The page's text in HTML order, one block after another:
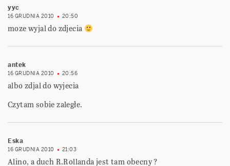
yyc
16 GRUDNIA 2010 20:50
moze wyjal do zdjecia
antek
16 GRUDNIA 2010 20:56
albo zdjal do wyjecia
Czytam sobie zaległe.
Eska
16 GRUDNIA 2010 21:03
Alino, a duch R.Rollanda jest tam obecny ?